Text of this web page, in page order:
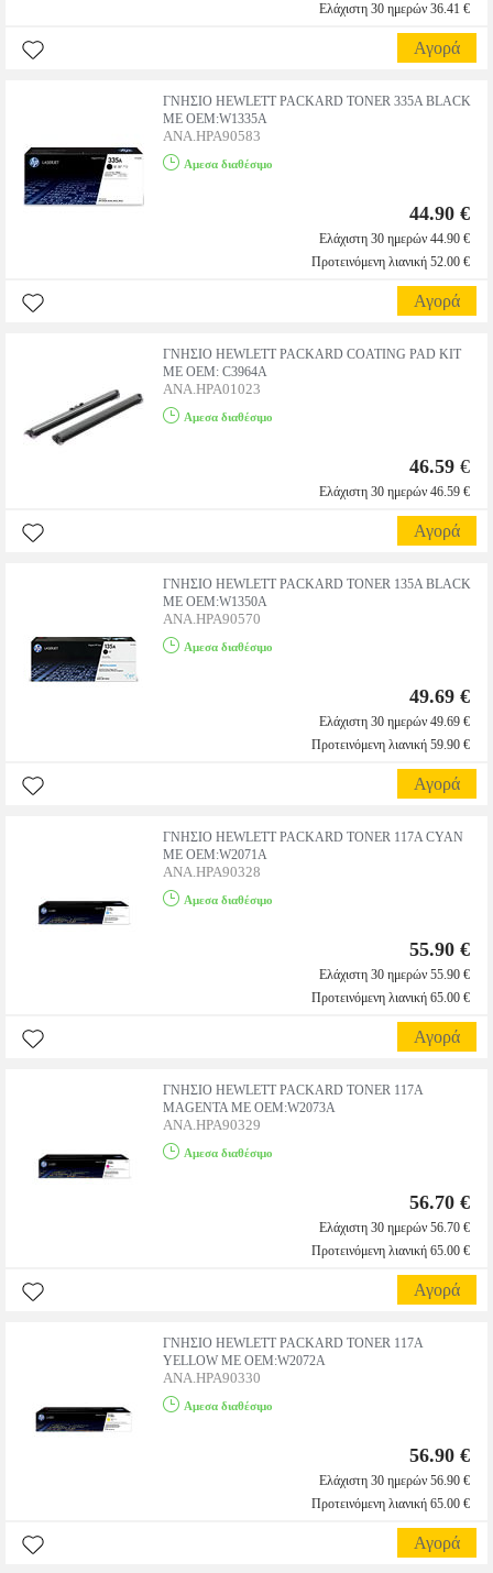
Ελάχιστη 30 ημερών 36.41 €
Αγορά
ΓΝΗΣΙΟ HEWLETT PACKARD TONER 335A BLACK
ΜΕ OEM:W1335A
ANA.HPA90583
Αμεσα διαθέσιμο
44.90 €
Ελάχιστη 30 ημερών 44.90 €
Προτεινόμενη λιανική 52.00 €
Αγορά
ΓΝΗΣΙΟ HEWLETT PACKARD COATING PAD KIT
ΜΕ OEM: C3964A
ANA.HPA01023
Αμεσα διαθέσιμο
46.59 €
Ελάχιστη 30 ημερών 46.59 €
Αγορά
ΓΝΗΣΙΟ HEWLETT PACKARD TONER 135A BLACK
ΜΕ OEM:W1350A
ANA.HPA90570
Αμεσα διαθέσιμο
49.69 €
Ελάχιστη 30 ημερών 49.69 €
Προτεινόμενη λιανική 59.90 €
Αγορά
ΓΝΗΣΙΟ HEWLETT PACKARD TONER 117A CYAN
ΜΕ OEM:W2071A
ANA.HPA90328
Αμεσα διαθέσιμο
55.90 €
Ελάχιστη 30 ημερών 55.90 €
Προτεινόμενη λιανική 65.00 €
Αγορά
ΓΝΗΣΙΟ HEWLETT PACKARD TONER 117A
MAGENTA ΜΕ OEM:W2073A
ANA.HPA90329
Αμεσα διαθέσιμο
56.70 €
Ελάχιστη 30 ημερών 56.70 €
Προτεινόμενη λιανική 65.00 €
Αγορά
ΓΝΗΣΙΟ HEWLETT PACKARD TONER 117A
YELLOW ΜΕ OEM:W2072A
ANA.HPA90330
Αμεσα διαθέσιμο
56.90 €
Ελάχιστη 30 ημερών 56.90 €
Προτεινόμενη λιανική 65.00 €
Αγορά